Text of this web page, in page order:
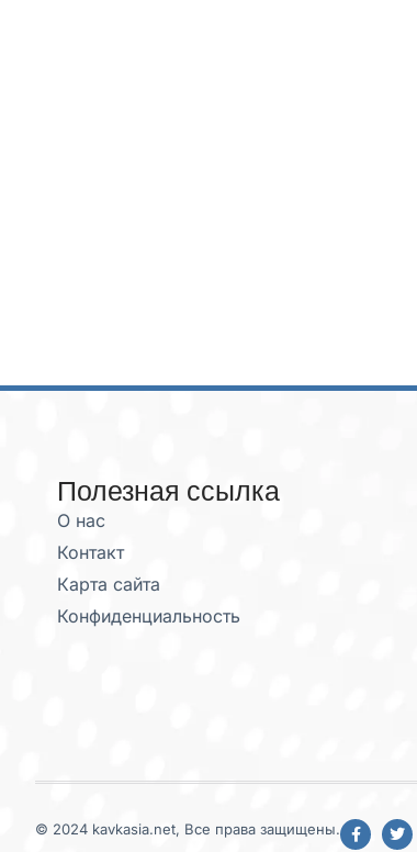
Полезная ссылка
О нас
Контакт
Карта сайта
Конфиденциальность
© 2024 kavkasia.net, Все права защищены.